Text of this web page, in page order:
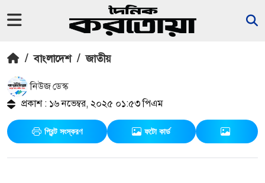
/ বাংলাদেশ / জাতীয়
নিউজ ডেস্ক
প্রকাশ : ১৬ নভেম্বর, ২০২৫ ০১:৫৩ পিএম
প্রিন্ট সংস্করণ ফটো কার্ড